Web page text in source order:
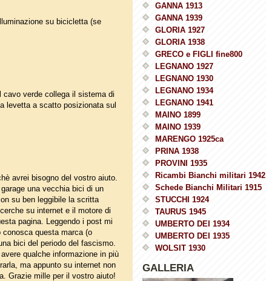
su bicicletta (se
verde collega il sistema di
levetta a scatto posizionata sul
avrei bisogno del vostro aiuto.
una vecchia bici di un
su ben leggibile la scritta
su internet e il motore di
pagina. Leggendo i post mi
questa marca (o
bici del periodo del fascismo.
qualche informazione in più
ma appunto su internet non
Grazie mille per il vostro aiuto!
GANNA 1913
GANNA 1939
GLORIA 1927
GLORIA 1938
GRECO e FIGLI fine800
LEGNANO 1927
LEGNANO 1930
LEGNANO 1934
LEGNANO 1941
MAINO 1899
MAINO 1939
MARENGO 1925ca
PRINA 1938
PROVINI 1935
Ricambi Bianchi militari 1942
Schede Bianchi Militari 1915
STUCCHI 1924
TAURUS 1945
UMBERTO DEI 1934
UMBERTO DEI 1935
WOLSIT 1930
GALLERIA